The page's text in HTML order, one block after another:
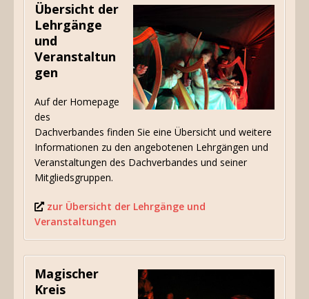
Übersicht der
Lehrgänge
und
Veranstaltun
gen
Auf der Homepage
des
Dachverbandes finden Sie eine Übersicht und weitere
Informationen zu den angebotenen Lehrgängen und
Veranstaltungen des Dachverbandes und seiner
Mitgliedsgruppen.
zur Übersicht der Lehrgänge und
Veranstaltungen
Magischer
Kreis